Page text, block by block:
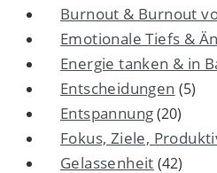
Burnout & Burnout
Emotionale Tiefs &
Energie tanken & in
Entscheidungen (5)
Entspannung(20)
Fokus, Ziele,
Gelassenheit (42)